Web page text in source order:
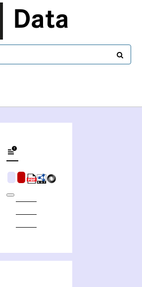
Data